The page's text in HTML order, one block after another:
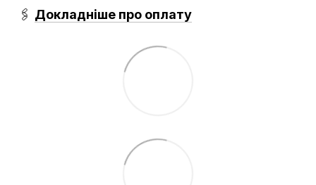
🖇 Докладніше про оплату